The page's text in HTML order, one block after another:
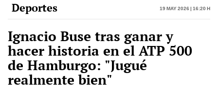
Deportes 19 May 2026 | 16:20 h
Ignacio Buse tras ganar y
hacer historia en el ATP 500
de Hamburgo: "Jugué
realmente bien"